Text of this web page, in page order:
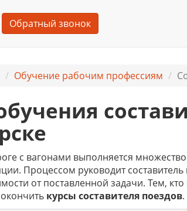
Обратный звонок
Обучение рабочим профессиям
с вагонами выполняется
Процессом руководит
от поставленной задачи. Тем,
курсы составителя поездов.